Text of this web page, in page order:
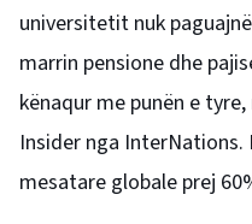
universitetit nuk
marrin pensione dhe
kënaqur me punën e
Insider nga InterNations.
mesatare globale prej